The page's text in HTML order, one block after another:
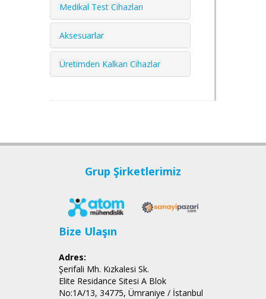
Medikal Test Cihazları
Aksesuarlar
Üretimden Kalkan Cihazlar
Grup Şirketlerimiz
Bize Ulaşın
Adres:
Şerifali Mh. Kızkalesi Sk.
Elite Residance Sitesi A Blok
No:1A/13, 34775, Ümraniye / İstanbul